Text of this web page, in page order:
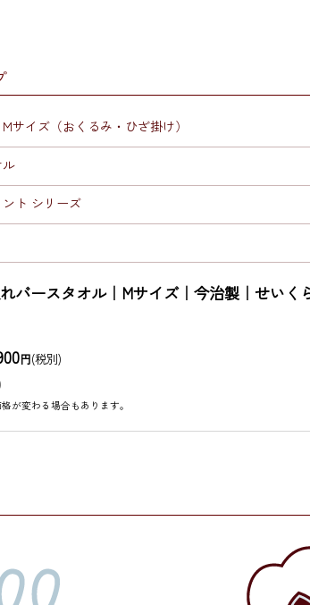
サイズ（おくるみ・ひざ掛け）
ト シリーズ
バースタオル｜Mサイズ｜今治製｜せいく
円(税別)
が変わる場合もあります。